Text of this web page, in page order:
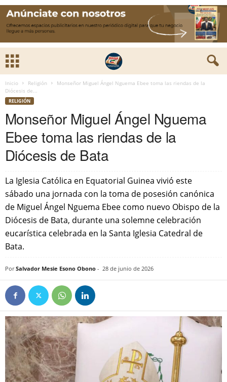
Inicio Religión
Monseñor Miguel Ángel Nguema Ebee toma las riendas de la
Diócesis de...
RELIGIÓN
Monseñor Miguel Ángel Nguema
Ebee toma las riendas de la
Diócesis de Bata
La Iglesia Católica en Equatorial Guinea vivió este
sábado una jornada con la toma de posesión canónica
de Miguel Ángel Nguema Ebee como nuevo Obispo de la
Diócesis de Bata, durante una solemne celebración
eucarística celebrada en la Santa Iglesia Catedral de
Bata.
Por Salvador Mesie Esono Obono - 28 de junio de 2026